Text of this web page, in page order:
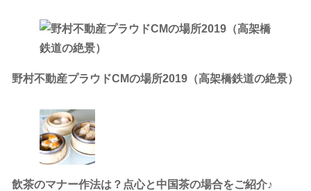
野村不動産プラウドCMの場所2019（高架橋鉄道の絶景）
飲茶のマナー作法は？点心と中国茶の場合をご紹介♪